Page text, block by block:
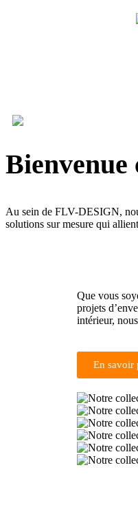
Au sein de FLV-DESIGN,
solutions sur mesure qui
Que vous
projets
intérieur,
En savoir